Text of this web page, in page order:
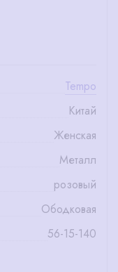
Tempo
Китай
Женская
Металл
розовый
Ободковая
56-15-140